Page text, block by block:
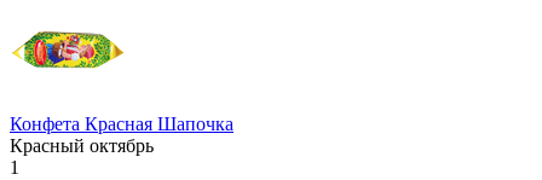
Конфета Красная Шапочка
Красный октябрь
1